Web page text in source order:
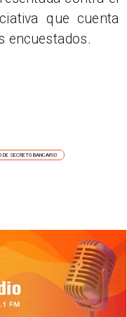
que cuenta
encuestados.
SECRETO BANCARIO